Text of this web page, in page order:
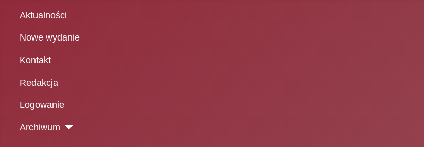
Aktualności
Nowe wydanie
Kontakt
Redakcja
Logowanie
Archiwum